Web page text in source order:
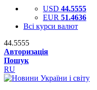
USD 44.5555
EUR 51.4636
Всі курси валют
44.5555
Авторизація
Пошук
RU